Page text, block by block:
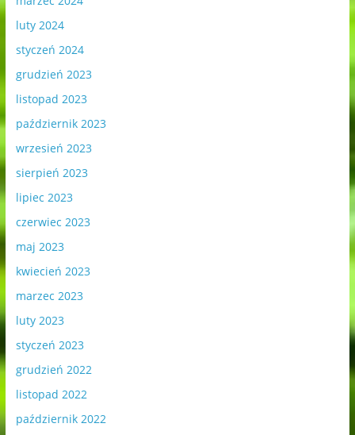
luty 2024
styczeń 2024
grudzień 2023
listopad 2023
październik 2023
wrzesień 2023
sierpień 2023
lipiec 2023
czerwiec 2023
maj 2023
kwiecień 2023
marzec 2023
luty 2023
styczeń 2023
grudzień 2022
listopad 2022
październik 2022